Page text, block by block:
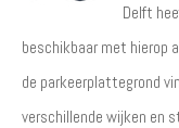
Delft
beschikbaar met hierop
de parkeerplattegrond
verschillende wijken en